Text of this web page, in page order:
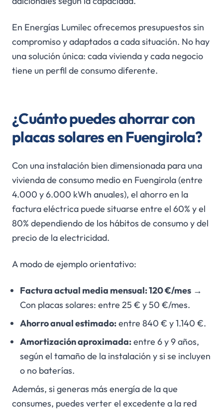
En Energías Lumilec ofrecemos presupuestos sin
compromiso y adaptados a cada situación. No hay
una solución única: cada vivienda y cada negocio
tiene un perfil de consumo diferente.
¿Cuánto puedes ahorrar con
placas solares en Fuengirola?
Con una instalación bien dimensionada para una
vivienda de consumo medio en Fuengirola (entre
4.000 y 6.000 kWh anuales), el ahorro en la
factura eléctrica puede situarse entre el 60% y el
80% dependiendo de los hábitos de consumo y del
precio de la electricidad.
A modo de ejemplo orientativo:
Factura actual media mensual: 120 €/mes →
Con placas solares: entre 25 € y 50 €/mes.
Ahorro anual estimado:entre 840 € y 1.140 €.
Amortización aproximada:entre 6 y 9 años,
según el tamaño de la instalación y si se incluyen
o no baterías.
Además, si generas más energía de la que
consumes, puedes verter el excedente a la red